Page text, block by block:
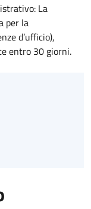
La
per la
d’ufficio),
entro 30 giorni.